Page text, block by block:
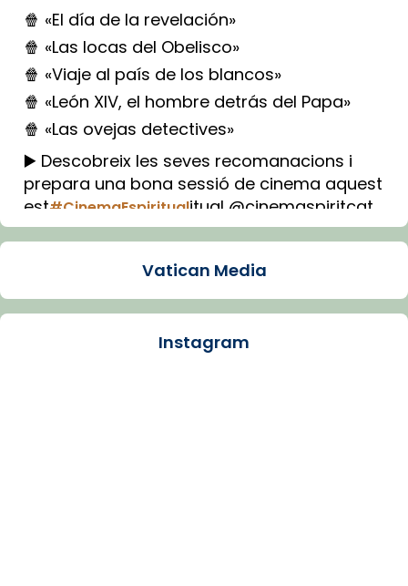
🍿 «El día de la revelación»
🍿 «Las locas del Obelisco»
🍿 «Viaje al país de los blancos»
🍿 «León XIV, el hombre detrás del Papa»
🍿 «Las ovejas detectives»
▶️ Descobreix les seves recomanacions i
prepara una bona sessió de cinema aquest
est#CinemaEspiritualitual @cinemaspiritcat
Imatge: Generada amb IA (OpenAI)
Arquebisbat de Barcelona
Vatican Media
Instagram